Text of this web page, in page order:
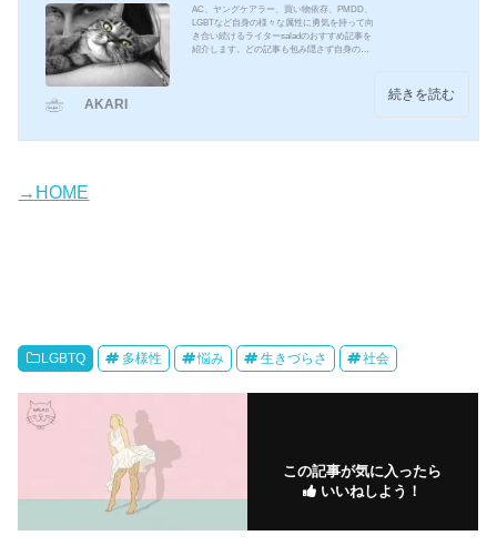
AC、ヤングケアラー、買い物依存、PMDD、
LGBTなど自身の様々な属性に勇気を持って向
き合い続けるライターsaladのおすすめ記事を
紹介します。どの記事も包み隠さず自身の体
NOSHIKAにたどり着くまでTANOSHIKAに入
続きを読む
AKARI
→HOME
LGBTQ 多様性 悩み 生きづらさ 社会
この記事が気に入ったら
いいねしよう！